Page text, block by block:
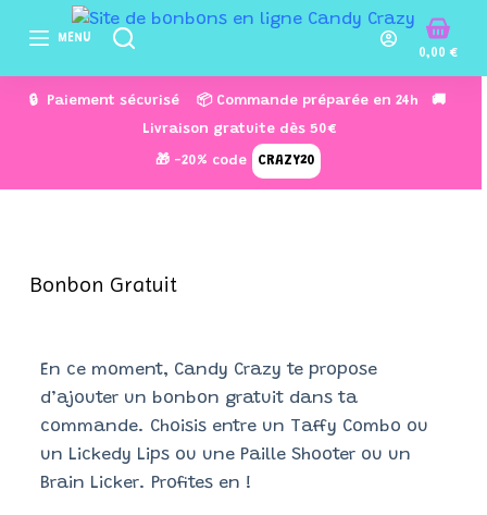
s
a
o
MENU
0,00€
🔒 Paiement sécurisé 📦 Commande préparée en 24h 🚚
Livraison gratuite dès 50€
🎁 -20% code CRAZY20
Bonbon Gratuit
En ce moment, Candy Crazy te propose
d’ajouter un bonbon gratuit dans ta
commande. Choisis entre un Taffy Combo ou
un Lickedy Lips ou une Paille Shooter ou un
Brain Licker. Profites en !